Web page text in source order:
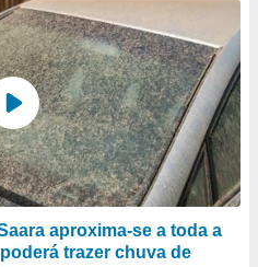
aproxima-se a toda a
trazer chuva de